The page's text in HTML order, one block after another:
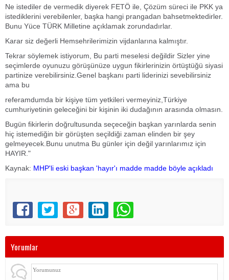
Ne istediler de vermedik diyerek FETÖ ile, Çözüm süreci ile PKK ya
istediklerini verebilenler, başka hangi prangadan bahsetmektedirler.
Bunu Yüce TÜRK Milletine açıklamak zorundadırlar.
Karar siz değerli Hemsehrilerimizin vijdanlarına kalmıştır.
Tekrar söylemek istiyorum, Bu parti meselesi değildir Sizler yine
seçimlerde oyunuzu görüşünüze uygun fikirlerinizin örtüştüğü siyasi
partinize verebilirsiniz.Genel başkanı parti liderinizi sevebilirsiniz
ama bu
referamdumda bir kişiye tüm yetkileri vermeyiniz,Türkiye
cumhuriyetinin geleceğini bir kişinin iki dudağının arasında olmasın.
Bugün fikirlerin doğrultusunda seçeceğin başkan yarınlarda senin
hiç istemediğin bir görüşten seçildiği zaman elinden bir şey
gelmeyecek.Bunu unutma Bu günler için değil yarınlarımız için
HAYIR."
Kaynak: MHP'li eski başkan 'hayır'ı madde madde böyle açıkladı
Yorumlar